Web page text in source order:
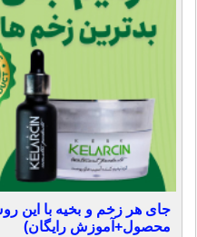
محصول+آموزش رایگان)